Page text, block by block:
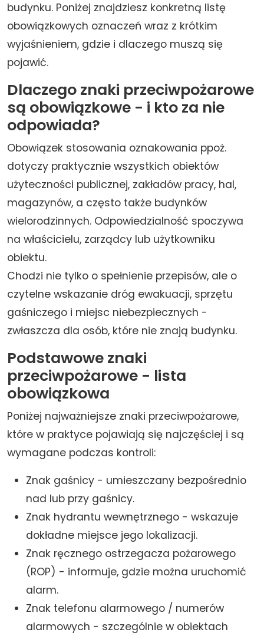
budynku. Poniżej znajdziesz konkretną listę
obowiązkowych oznaczeń wraz z krótkim
wyjaśnieniem, gdzie i dlaczego muszą się
pojawić.
Dlaczego znaki przeciwpożarowe
są obowiązkowe - i kto za nie
odpowiada?
Obowiązek stosowania oznakowania ppoż.
dotyczy praktycznie wszystkich obiektów
użyteczności publicznej, zakładów pracy, hal,
magazynów, a często także budynków
wielorodzinnych. Odpowiedzialność spoczywa
na właścicielu, zarządcy lub użytkowniku
obiektu.
Chodzi nie tylko o spełnienie przepisów, ale o
czytelne wskazanie dróg ewakuacji, sprzętu
gaśniczego i miejsc niebezpiecznych -
zwłaszcza dla osób, które nie znają budynku.
Podstawowe znaki
przeciwpożarowe - lista
obowiązkowa
Poniżej najważniejsze znaki przeciwpożarowe,
które w praktyce pojawiają się najczęściej i są
wymagane podczas kontroli:
Znak gaśnicy - umieszczany bezpośrednio
nad lub przy gaśnicy.
Znak hydrantu wewnętrznego - wskazuje
dokładne miejsce jego lokalizacji.
Znak ręcznego ostrzegacza pożarowego
(ROP) - informuje, gdzie można uruchomić
alarm.
Znak telefonu alarmowego / numerów
alarmowych - szczególnie w obiektach